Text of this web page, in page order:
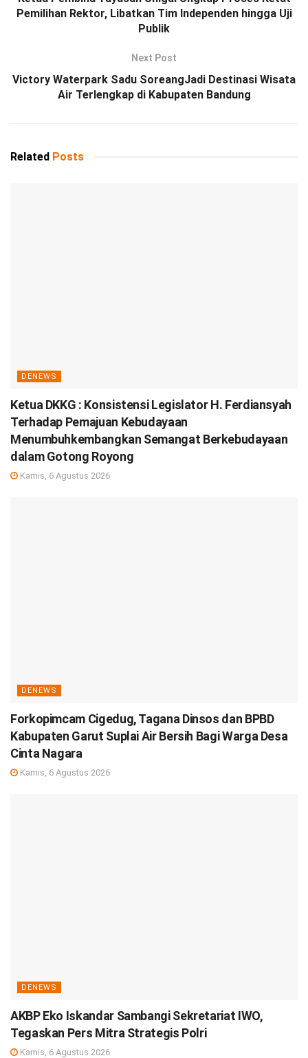
Pemilihan Rektor, Libatkan Tim Independen hingga Uji
Publik
Next Post
Victory Waterpark Sadu SoreangJadi Destinasi Wisata
Air Terlengkap di Kabupaten Bandung
Related Posts
DENEWS
Ketua DKKG : Konsistensi Legislator H. Ferdiansyah
Terhadap Pemajuan Kebudayaan
Menumbuhkembangkan Semangat Berkebudayaan
dalam Gotong Royong
Kamis, 6 Agustus 2026
DENEWS
Forkopimcam Cigedug, Tagana Dinsos dan BPBD
Kabupaten Garut Suplai Air Bersih Bagi Warga Desa
Cinta Nagara
Kamis, 6 Agustus 2026
DENEWS
AKBP Eko Iskandar Sambangi Sekretariat IWO,
Tegaskan Pers Mitra Strategis Polri
Kamis, 6 Agustus 2026